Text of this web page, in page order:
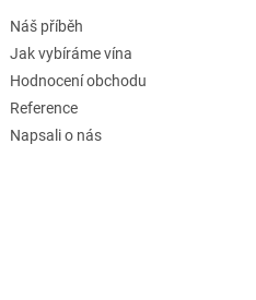
Náš příběh
Jak vybíráme vína
Hodnocení obchodu
Reference
Napsali o nás